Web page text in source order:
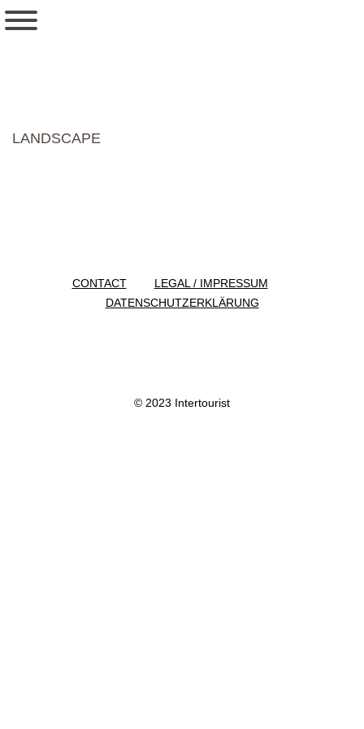
LANDSCAPE
CONTACT
LEGAL / IMPRESSUM
DATENSCHUTZERKLÄRUNG
© 2023 Intertourist